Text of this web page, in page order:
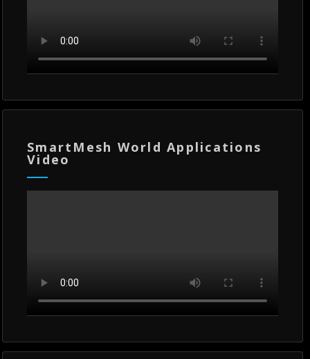
SmartMesh World Applications
Video